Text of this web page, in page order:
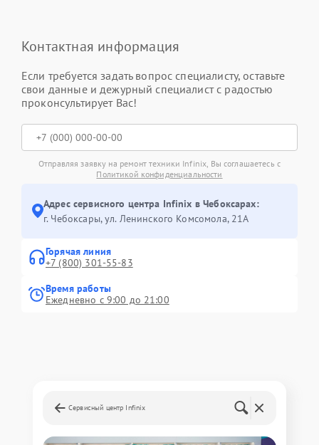
Контактная информация
Если требуется задать вопрос специалисту, оставьте
свои данные и дежурный специалист с радостью
проконсультирует Вас!
Отправляя заявку на ремонт техники Infinix, Вы соглашаетесь с
Политикой конфиденциальности
Адрес сервисного центра Infinix в Чебоксарах:
г. Чебоксары, ул. Ленинского Комсомола, 21А
Горячая линия
+7 (800) 301-55-83
Время работы
Ежедневно с 9:00 до 21:00
Сервисный центр Infinix